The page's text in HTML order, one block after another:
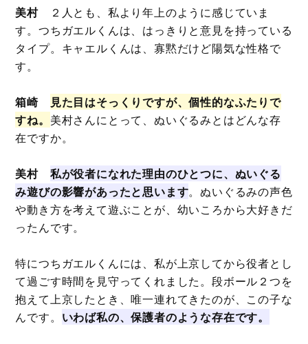
美村 ２人とも、私より年上のように感じていま
す。つちガエルくんは、はっきりと意見を持っている
タイプ。キャエルくんは、寡黙だけど陽気な性格で
す。
箱崎
見た目はそっくりですが、個性的なふたりで
すね。 美村さんにとって、ぬいぐるみとはどんな存
在ですか。
美村 私が役者になれた理由のひとつに、ぬいぐる
み遊びの影響があったと思います。ぬいぐるみの声色
や動き方を考えて遊ぶことが、幼いころから大好きだ
ったんです。
特につちガエルくんには、私が上京してから役者とし
て過ごす時間を見守ってくれました。段ボール２つを
抱えて上京したとき、唯一連れてきたのが、この子な
んです。 いわば私の、保護者のような存在です。